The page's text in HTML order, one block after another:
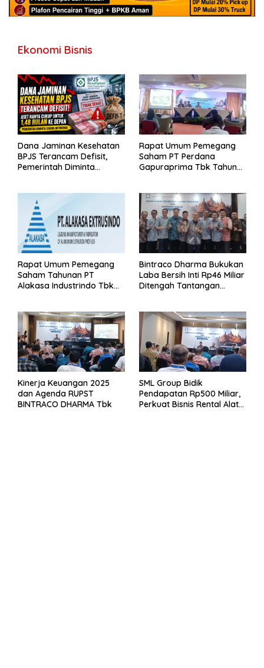
Ekonomi Bisnis
Dana Jaminan Kesehatan
BPJS Terancam Defisit,
Pemerintah Diminta
Rapat Umum Pemegang
Saham PT Perdana
Gapuraprima Tbk Tahun
Rapat Umum Pemegang
Saham Tahunan PT
Alakasa Industrindo Tbk
Bintraco Dharma Bukukan
Laba Bersih Inti Rp46 Miliar
Ditengah Tantangan
Kinerja Keuangan 2025
dan Agenda RUPST
BINTRACO DHARMA Tbk
SML Group Bidik
Pendapatan Rp500 Miliar,
Perkuat Bisnis Rental Alat